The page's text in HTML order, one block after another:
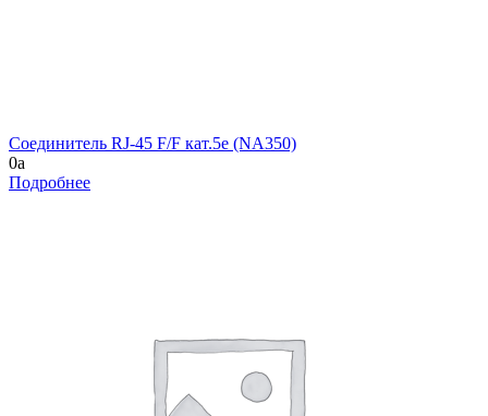
Соединитель RJ-45 F/F кат.5e (NA350)
0a
Подробнее